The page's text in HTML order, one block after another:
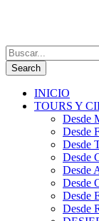
INICIO
TOURS Y
Desde
Desde
Desde
Desde
Desde
Desde
Desde
Desde